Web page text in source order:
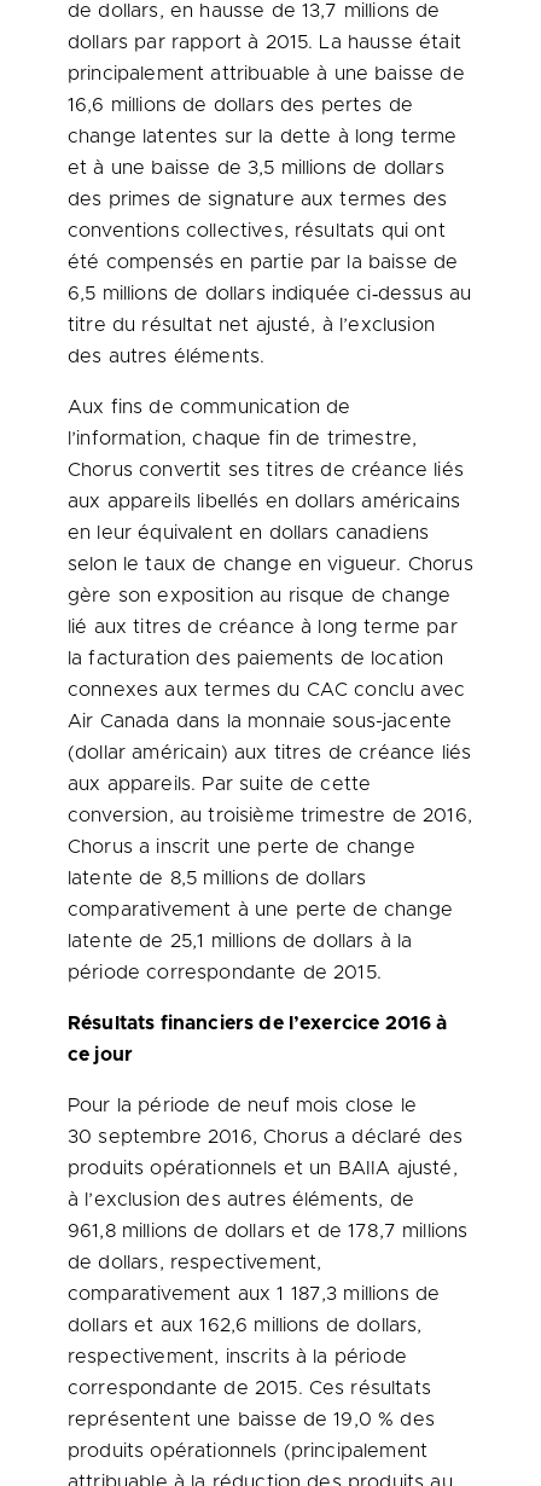
de dollars, en hausse de 13,7 millions de
dollars par rapport à 2015. La hausse était
principalement attribuable à une baisse de
16,6 millions de dollars des pertes de
change latentes sur la dette à long terme
et à une baisse de 3,5 millions de dollars
des primes de signature aux termes des
conventions collectives, résultats qui ont
été compensés en partie par la baisse de
6,5 millions de dollars indiquée ci‑dessus au
titre du résultat net ajusté, à l’exclusion
des autres éléments.
Aux fins de communication de
l’information, chaque fin de trimestre,
Chorus convertit ses titres de créance liés
aux appareils libellés en dollars américains
en leur équivalent en dollars canadiens
selon le taux de change en vigueur. Chorus
gère son exposition au risque de change
lié aux titres de créance à long terme par
la facturation des paiements de location
connexes aux termes du CAC conclu avec
Air Canada dans la monnaie sous-jacente
(dollar américain) aux titres de créance liés
aux appareils. Par suite de cette
conversion, au troisième trimestre de 2016,
Chorus a inscrit une perte de change
latente de 8,5 millions de dollars
comparativement à une perte de change
latente de 25,1 millions de dollars à la
période correspondante de 2015.
Résultats financiers de l’exercice 2016 à
ce jour
Pour la période de neuf mois close le
30 septembre 2016, Chorus a déclaré des
produits opérationnels et un BAIIA ajusté,
à l’exclusion des autres éléments, de
961,8 millions de dollars et de 178,7 millions
de dollars, respectivement,
comparativement aux 1 187,3 millions de
dollars et aux 162,6 millions de dollars,
respectivement, inscrits à la période
correspondante de 2015. Ces résultats
représentent une baisse de 19,0 % des
produits opérationnels (principalement